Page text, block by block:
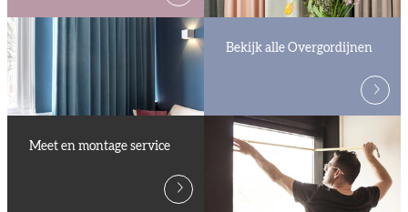
Bekijk alle Overgordijnen
Meet en montage service